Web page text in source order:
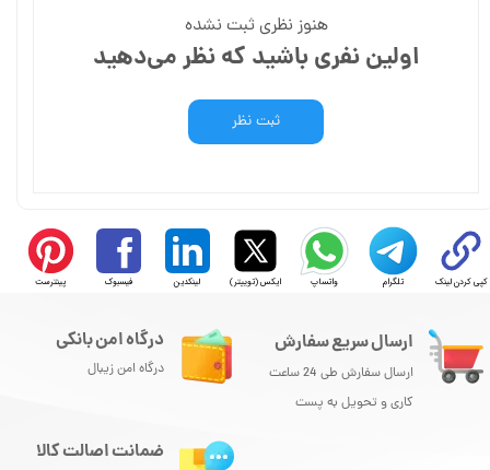
هنوز نظری ثبت نشده
اولین نفری باشید که نظر می‌دهید
ثبت نظر
کپی کردن لینک تلگرام واتساپ ایکس (توییتر) لینکدین فیسبوک پینترست
ارسال سریع سفارش
ارسال سفارش طی 24 ساعت
کاری و تحویل به پست
درگاه امن بانکی
درگاه امن زیبال
ضمانت اصالت کالا